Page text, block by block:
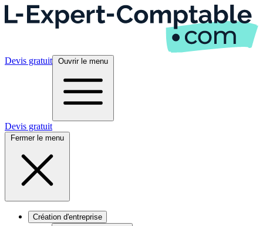
Devis gratuit Ouvrir le menu
Devis gratuit
Fermer le menu
Création d'entreprise